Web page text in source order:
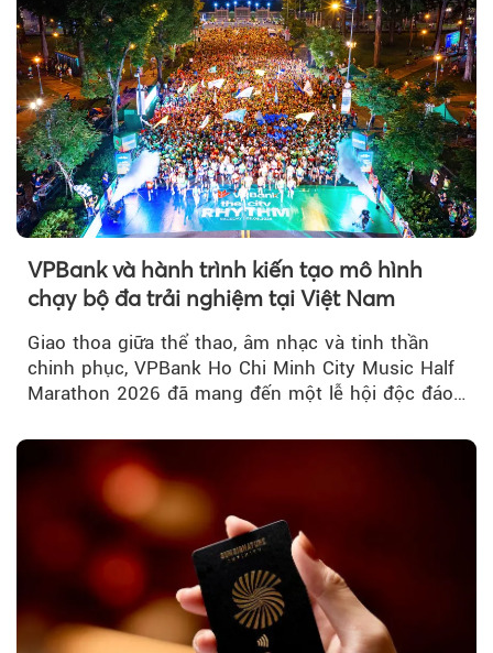
VPBank và hành trình kiến tạo mô hình
chạy bộ đa trải nghiệm tại Việt Nam
Giao thoa giữa thể thao, âm nhạc và tinh thần
chinh phục, VPBank Ho Chi Minh City Music Half
Marathon 2026 đã mang đến một lễ hội độc đáo